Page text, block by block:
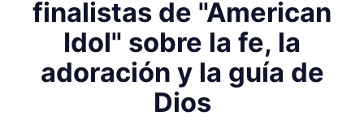
finalistas de "American
Idol" sobre la fe, la
adoración y la guía de
Dios